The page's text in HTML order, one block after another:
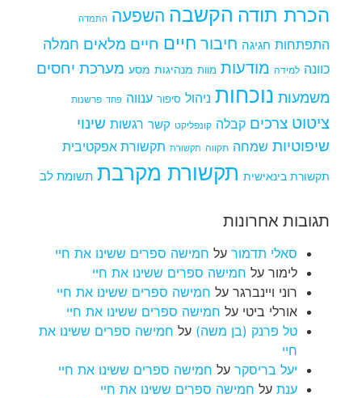
הכרת תודה הקשבה השפעה התמדה
התפתחות חגיגה חיבור חיים חיים מלאים חמלה
כוונה למידה מודעות מוות מנהיגות מסע מערכת יחסים
משמעות נוכחות ניהול סיפור ענווה פחד פרשנות
ציטוט צרכים קבלה קונפליקט קשר רגשות שינוי
שיפוטיות שמחה תקווה תקשורת תקשורת אפקטיבית
תקשורת בינאישית תקשורת מקרבת תשומת לב
תגובות אחרונות
סאלי תדמור על חמישה ספרים ששינו את חיי
לימור על חמישה ספרים ששינו את חיי
רוני ויינברגר על חמישה ספרים ששינו את חיי
אורלי ביטי על חמישה ספרים ששינו את חיי
טל פרנק (בן משה) על חמישה ספרים ששינו את
חיי
יעל בריסקר על חמישה ספרים ששינו את חיי
ענת על חמישה ספרים ששינו את חיי